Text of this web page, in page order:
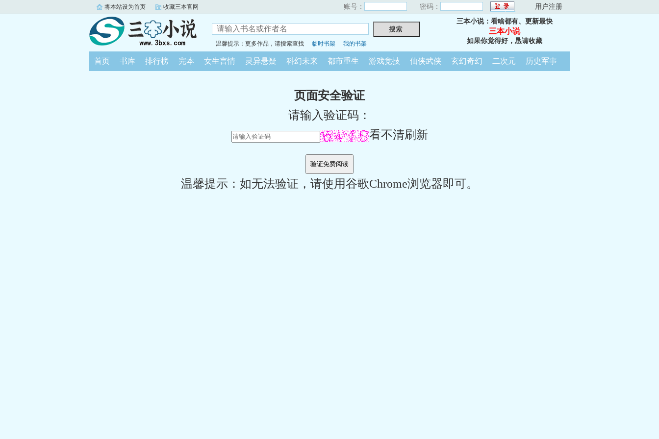
将本站设为首页 收藏三本官网 账号： 密码： 用户注册
温馨提示：更多作品，请搜索查找 临时书架 我的书架
三本小说：看啥都有、更新最快
三本小说
如果你觉得好，恳请收藏
首页 书库 排行榜 完本 女生言情 灵异悬疑 科幻未来 都市重生 游戏竞技 仙侠武侠 玄幻奇幻 二次元 历史军事
页面安全验证
请输入验证码：
看不清刷新
温馨提示：如无法验证，请使用谷歌Chrome浏览器即可。